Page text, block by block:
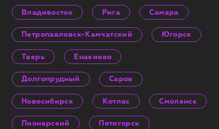
Владивосток Рига Самара
Петропавловск-Камчатский Югорск
Тверь Енакиево
Долгопрудный Саров
Новосибирск Котлас Смоленск
Пионерский Пятигорск